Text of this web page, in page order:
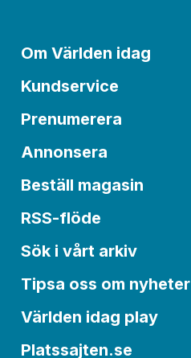
Om Världen idag
Kundservice
Prenumerera
Annonsera
Beställ magasin
RSS-flöde
Sök i vårt arkiv
Tipsa oss om nyheter
Världen idag play
Platssajten.se